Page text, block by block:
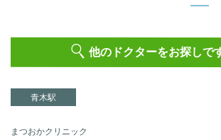
他のドクターをお探しで
青木駅
まつおかクリニック